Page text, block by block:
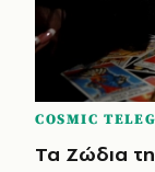
COSMIC
Τα Ζώδια